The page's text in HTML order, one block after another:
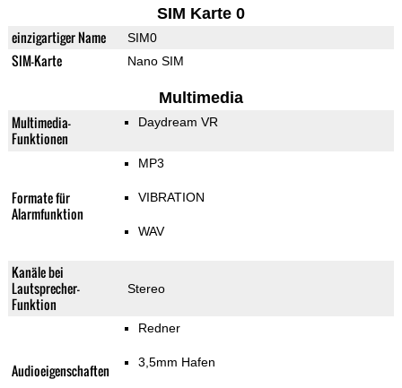
SIM Karte 0
einzigartiger Name SIM0
SIM-Karte Nano SIM
Multimedia
Multimedia-
Funktionen
Daydream VR
Formate für
Alarmfunktion
MP3
VIBRATION
WAV
Kanäle bei
Lautsprecher-
Funktion
Stereo
Audioeigenschaften
Redner
3,5mm Hafen